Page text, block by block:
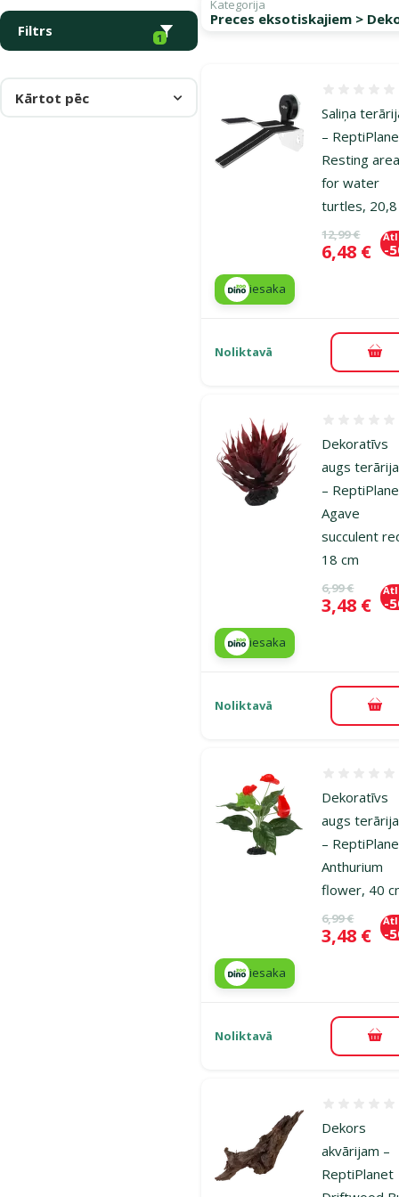
Filtrs 1
Kategorija
Preces eksotiskajiem >
Kārtot pēc
Saliņa
–
Resting
for water
turtles,
Oriģinālā
12,99 €
Cena
6,48 € -
iesaka
Noliktavā
Dekoratīvs
augs
–
Agave
succulent
18 cm
Oriģinālā
6,99 €
Cena
3,48 € -
iesaka
Noliktavā
Dekoratīvs
augs
–
Anthurium
flower, 40
Oriģinālā
6,99 €
Cena
3,48 € -
iesaka
Noliktavā
Dekors
akvārijam –
ReptiPlanet